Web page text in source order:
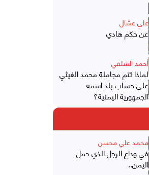
علي عشال
عن حكم هادي
أحمد الشلفي
لماذا تتم مجاملة محمد الغيثي
على حساب بلد اسمه
الجمهورية اليمنية؟
محمد علي محسن
في وداع الرجل الذي حمل
اليمن..